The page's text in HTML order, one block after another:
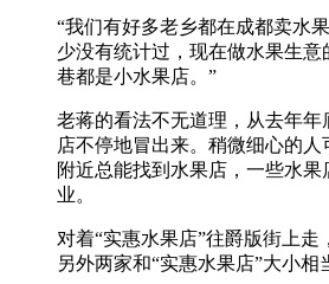
“我们有好多老乡都在成都卖水
少没有统计过，现在做水果生
巷都是小水果店。”
老蒋的看法不无道理，从去年
店不停地冒出来。稍微细心的
附近总能找到水果店，一些水
业。
对着“实惠水果店”往爵版街上走
另外两家和“实惠水果店”大小相